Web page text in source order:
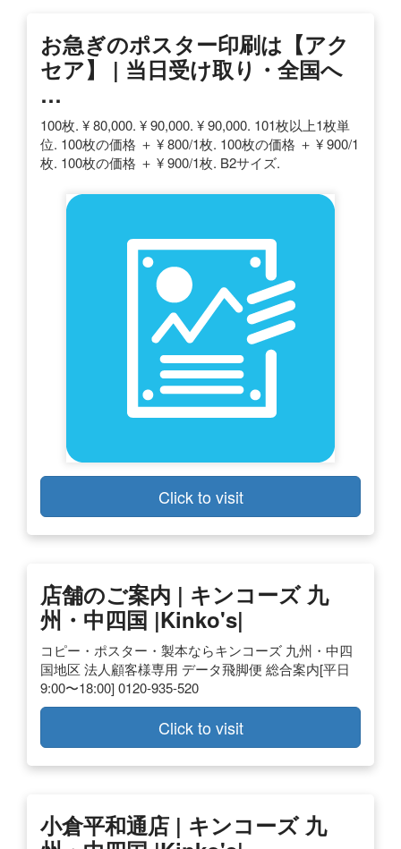
お急ぎのポスター印刷は【アク
セア】 | 当日受け取り・全国へ
…
100枚. ¥ 80,000. ¥ 90,000. ¥ 90,000. 101枚以上1枚単
位. 100枚の価格 ＋ ¥ 800/1枚. 100枚の価格 ＋ ¥ 900/1
枚. 100枚の価格 ＋ ¥ 900/1枚. B2サイズ.
Click to visit
店舗のご案内 | キンコーズ 九
州・中四国 |kinko's|
コピー・ポスター・製本ならキンコーズ 九州・中四
国地区 法人顧客様専用 データ飛脚便 総合案内[平日
9:00〜18:00] 0120-935-520
Click to visit
小倉平和通店 | キンコーズ 九